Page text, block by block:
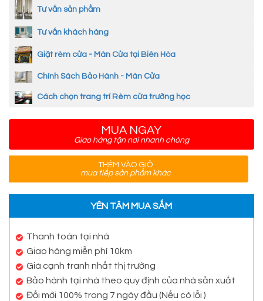
Tư vấn sản phẩm
Tư vấn khách hàng
Giặt rèm cửa - Màn Cửa tại Biên Hòa
Chính Sách Bảo Hành - Màn Cửa
Cách chọn trang trí Rèm cửa trường học
MUA NGAY
Giao hàng tận nơi nhanh chóng
THÊM VÀO GIỎ
mua tiếp sản phẩm khác
YÊN TÂM MUA SẮM
Thanh toán tại nhà
Giao hàng miễn phí 10km
Giá cạnh tranh nhất thị trường
Bảo hành tại nhà theo quy định của nhà sản xuất
Đổi mới 100% trong 7 ngày đầu (Nếu có lỗi )